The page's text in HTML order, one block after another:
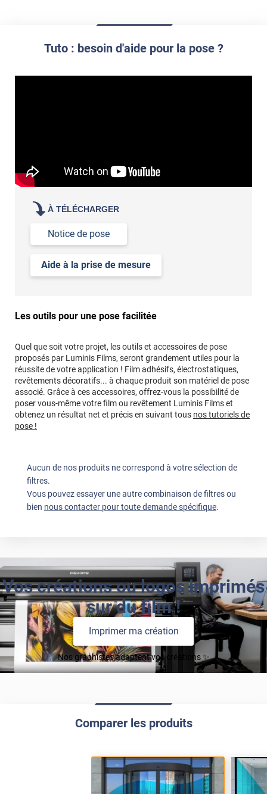
Tuto : besoin d'aide pour la pose ?
À TÉLÉCHARGER
Notice de pose
Aide à la prise de mesure
Les outils pour une pose facilitée
Quel que soit votre projet, les outils et accessoires de pose
proposés par Luminis Films, seront grandement utiles pour la
réussite de votre application ! Film adhésifs, électrostatiques,
revêtements décoratifs... à chaque produit son matériel de pose
associé. Grâce à ces accessoires, offrez-vous la possibilité de
poser vous-même votre film ou revêtement Luminis Films et
obtenez un résultat net et précis en suivant tous nos tutoriels de
pose !
Aucun de nos produits ne correspond à votre sélection de
filtres.
Vous pouvez essayer une autre combinaison de filtres ou
bien nous contacter pour toute demande spécifique.
Vos créations ou logos imprimés
sur du film !
Imprimer ma création
Nos graphistes adaptent vos créations ✨
Comparer les produits